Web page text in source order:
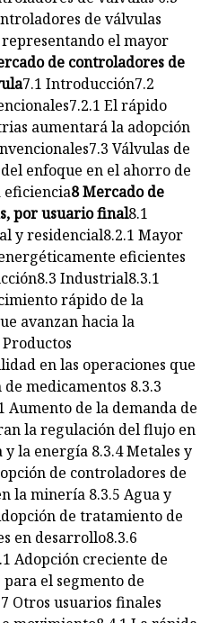
de válvulas
el mayor
de controladores de
7.1 Introducción7.2
El rápido
aumentará la adopción
Válvulas de
enfoque en el ahorro de
eficiencia8 Mercado de
por usuario final8.1
y residencial8.2.1 Mayor
eficientes
Industrial8.3.1
rápido de la
avanzan hacia la
en las operaciones que
medicamentos 8.3.3
Aumento de la demanda de
la regulación del flujo en
la energía 8.3.4 Metales y
de controladores de
la minería 8.3.5 Agua y
de tratamiento de
en desarrollo8.3.6
Adopción creciente de
el segmento de
Otros usuarios finales